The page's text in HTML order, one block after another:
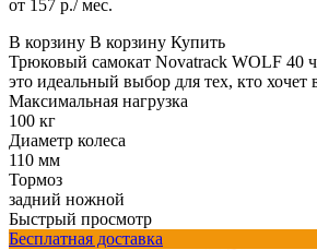
от 157 р./ мес.
В корзину В корзину Купить
Трюковый самокат Novatrack WOLF
это идеальный выбор для тех, кто хочет
Максимальная нагрузка
100 кг
Диаметр колеса
110 мм
Тормоз
задний ножной
Быстрый просмотр
Бесплатная доставка